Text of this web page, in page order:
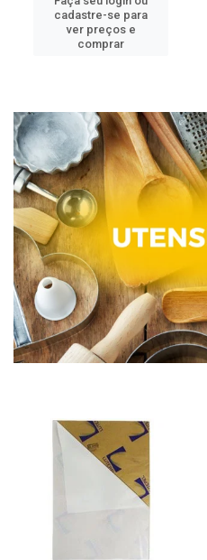
cadastre-se para
ver preços e
comprar